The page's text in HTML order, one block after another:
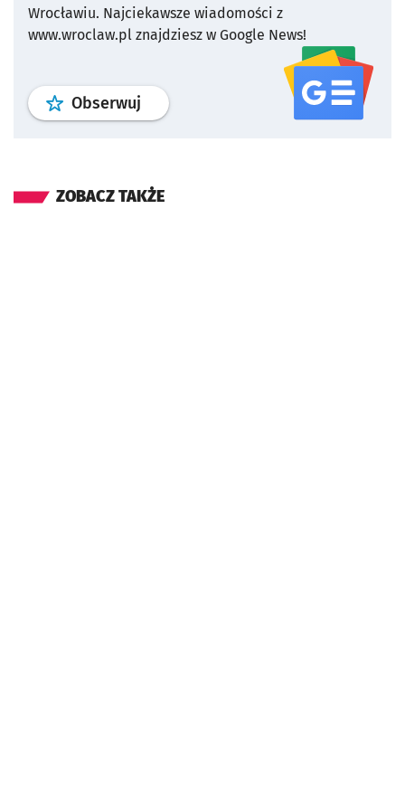
Wrocławiu. Najciekawsze wiadomości z
www.wroclaw.pl znajdziesz w Google News!
Obserwuj profil serwisu
ZOBACZ TAKŻE